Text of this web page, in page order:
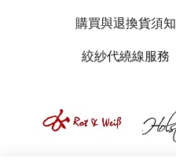
購買與退換貨須知
絞紗代繞線服務